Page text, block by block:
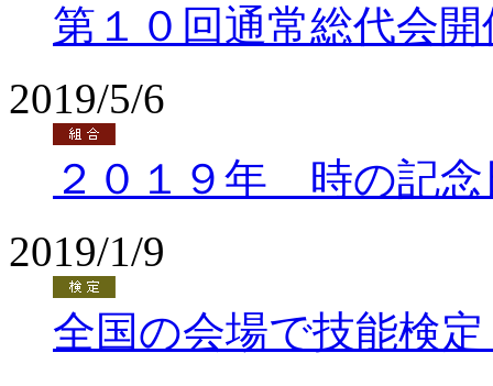
第１０回通常総代会開
2019/5/6
２０１９年 時の記
2019/1/9
全国の会場で技能検